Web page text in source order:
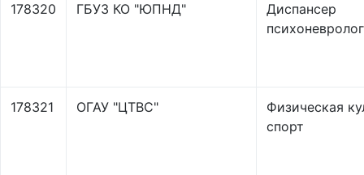
178320 ГБУЗ КО "ЮПНД"
Диспансер
178321 ОГАУ "ЦТВС"
Физическая
спорт